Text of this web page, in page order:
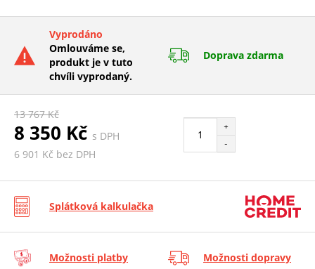
Vyprodáno
Omlouváme se,
produkt je v tuto
chvíli vyprodaný.
Doprava zdarma
13 767 Kč
8 350 Kč s DPH
6 901 Kč bez DPH
+
-
Splátková kalkulačka
Možnosti platby Možnosti dopravy